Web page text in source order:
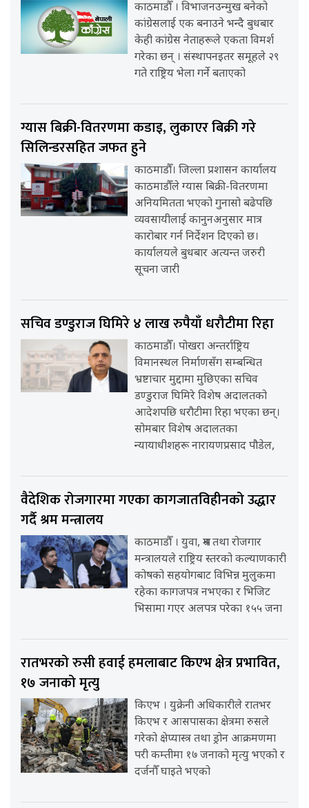
काठमाडौँ । विभाजनउन्मुख बनेको
कांग्रेसलाई एक बनाउने भन्दै बुधबार
केही कांग्रेस नेताहरूले एकता विमर्श
गरेका छन् । संस्थापनइतर समूहले २९
गते राष्ट्रिय भेला गर्ने बताएको
ग्यास बिक्री-वितरणमा कडाइ, लुकाएर बिक्री गरे
सिलिन्डरसहित जफत हुने
काठमाडौँ। जिल्ला प्रशासन कार्यालय
काठमाडौँले ग्यास बिक्री-वितरणमा
अनियमितता भएको गुनासो बढेपछि
व्यवसायीलाई कानुनअनुसार मात्र
कारोबार गर्न निर्देशन दिएको छ।
कार्यालयले बुधबार अत्यन्त जरुरी
सूचना जारी
सचिव डण्डुराज घिमिरे ४ लाख रुपैयाँ धरौटीमा रिहा
काठमाडौँ। पोखरा अन्तर्राष्ट्रिय
विमानस्थल निर्माणसँग सम्बन्धित
भ्रष्टाचार मुद्दामा मुछिएका सचिव
डण्डुराज घिमिरे विशेष अदालतको
आदेशपछि धरौटीमा रिहा भएका छन्।
सोमबार विशेष अदालतका
न्यायाधीशहरू नारायणप्रसाद पौडेल,
वैदेशिक रोजगारमा गएका कागजातविहीनको उद्धार
गर्दै श्रम मन्त्रालय
काठमाडौँ । युवा, श्रम तथा रोजगार
मन्त्रालयले राष्ट्रिय स्तरको कल्याणकारी
कोषको सहयोगबाट विभिन्न मुलुकमा
रहेका कागजपत्र नभएका र भिजिट
भिसामा गएर अलपत्र परेका १५५ जना
रातभरको रुसी हवाई हमलाबाट किएभ क्षेत्र प्रभावित,
१७ जनाको मृत्यु
किएभ । युक्रेनी अधिकारीले रातभर
किएभ र आसपासका क्षेत्रमा रुसले
गरेको क्षेप्यास्त्र तथा ड्रोन आक्रमणमा
परी कम्तीमा १७ जनाको मृत्यु भएको र
दर्जनौँ घाइते भएको